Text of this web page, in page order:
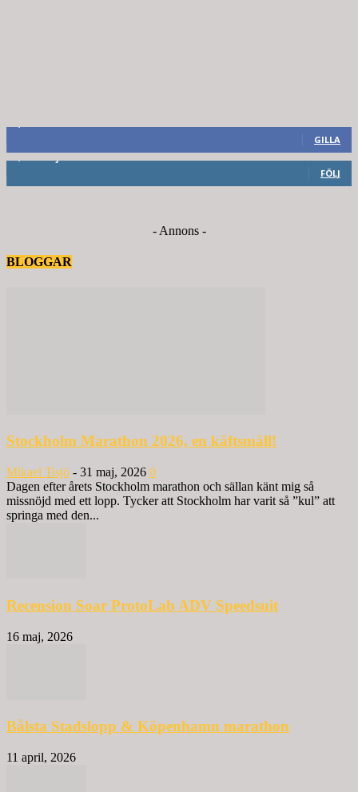
GILLA
FÖLJ
- Annons -
BLOGGAR
Stockholm Marathon 2026, en käftsmäll!
Mikael Tisjö - 31 maj, 2026 0
Dagen efter årets Stockholm marathon och sällan känt mig så
missnöjd med ett lopp. Tycker att Stockholm har varit så ”kul” att
springa med den...
Recension Soar ProtoLab ADV Speedsuit
16 maj, 2026
Bålsta Stadslopp & Köpenhamn marathon
11 april, 2026